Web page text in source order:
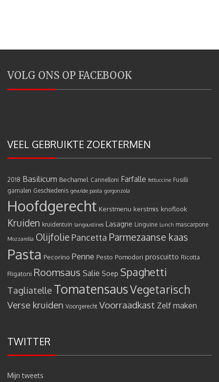
VOLG ONS OP FACEBOOK
VEEL GEBRUIKTE ZOEKTERMEN
2018 Basilicum Bechamel Cannelloni Farfalle fettuccine Fusilli
garnalen Geschiedenis gevulde pasta gorgonzola
Hoofdgerecht Kerstmenu kerstmis knoflook
Kruiden kruidentuin langoustines Lasagne Linguine Lunch mascarpone
Mozzarella Olijfolie Pancetta Parmezaanse kaas
Pasta Pecorino Penne Pesto Pomodori proscuitto Ricotta
Rigatoni Roomsaus Salie Soep Spaghetti
Tagliatelle TomatensausVegetarisch
Verse kruiden Voorgerecht Voorraadkast Zelf maken
TWITTER
Mijn tweets